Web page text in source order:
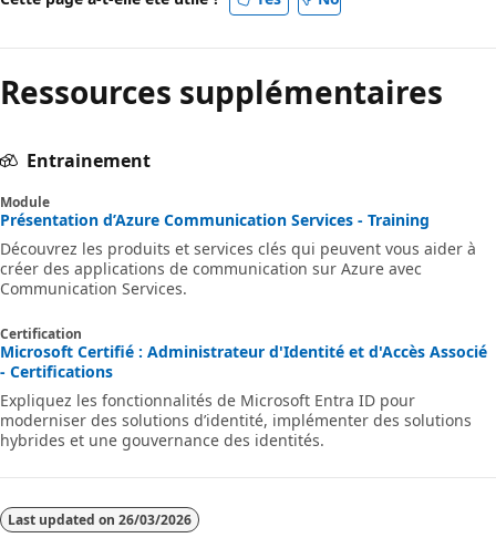
Ressources supplémentaires
Entrainement
Module
Présentation d’Azure Communication Services - Training
Découvrez les produits et services clés qui peuvent vous aider à
créer des applications de communication sur Azure avec
Communication Services.
Certification
Microsoft Certifié : Administrateur d'Identité et d'Accès Associé
- Certifications
Expliquez les fonctionnalités de Microsoft Entra ID pour
moderniser des solutions d’identité, implémenter des solutions
hybrides et une gouvernance des identités.
Last updated on 26/03/2026